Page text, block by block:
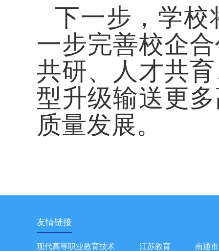
下一步，学校
一步完善校企
共研、人才共
型升级输送更
质量发展。
友情链接
现代高等职业教育技术 江苏教育
南通